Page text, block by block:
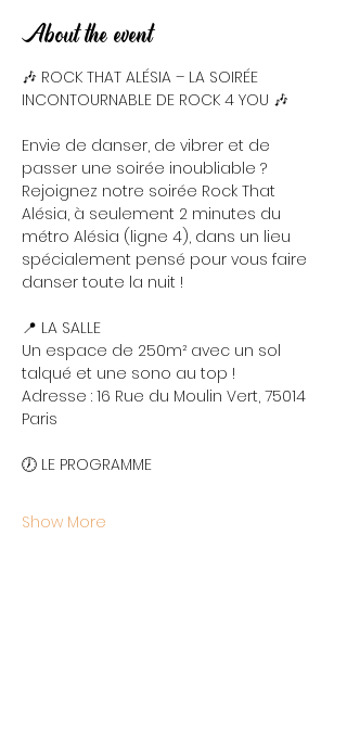
About the event
🎶 ROCK THAT ALÉSIA – LA SOIRÉE
INCONTOURNABLE DE ROCK 4 YOU 🎶
Envie de danser, de vibrer et de
passer une soirée inoubliable ?
Rejoignez notre soirée Rock That
Alésia, à seulement 2 minutes du
métro Alésia (ligne 4), dans un lieu
spécialement pensé pour vous faire
danser toute la nuit !
📍 LA SALLE
Un espace de 250m² avec un sol
talqué et une sono au top !
Adresse : 16 Rue du Moulin Vert, 75014
Paris
🕖 LE PROGRAMME
Show More